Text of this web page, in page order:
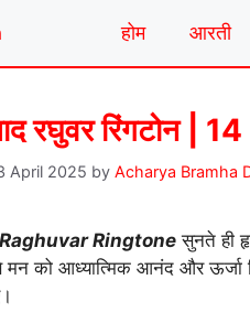
होम आरती
रघुवर रिंगटोन
April 2025 by Acharya Bramha
Ringtone सुनते ही
को आध्यात्मिक आनंद और ऊर्जा